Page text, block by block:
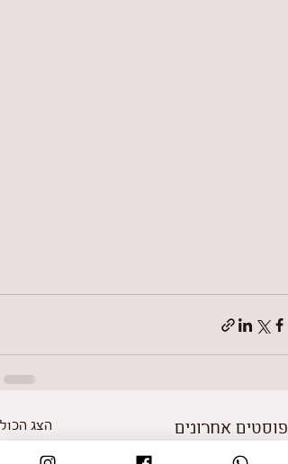
פוסטים אחרונים הצג הכול